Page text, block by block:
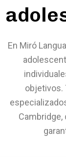
En Miró
objetivos.